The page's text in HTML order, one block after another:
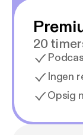
20
Ingen
Opsig